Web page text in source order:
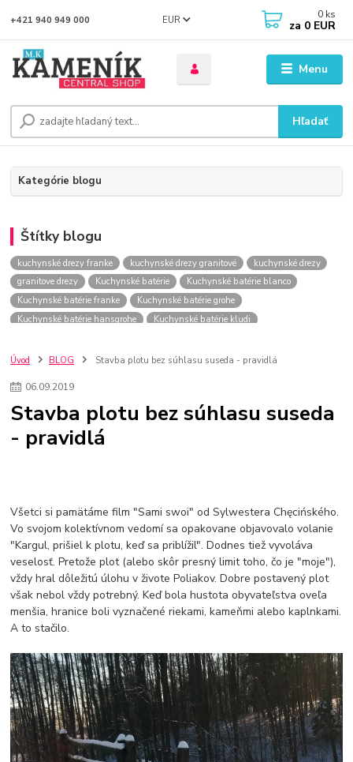
Menu
EUR
Hľadať
+421 940 949 000 0 ks
za 0 EUR
Kategórie blogu
Štítky blogu
kuchynské drezy franke kuchynské drezy granitové
kuchynské drezy
granitove drezy
Kuchynské batérie
Kuchynské batérie blanco
Kuchynské batérie franke
Kuchynské batérie grohe
Kuchynské batérie hansgrohe
Kuchynské batérie kludi
kuchynské batérie sagittarius
kuchynské batérie
vodovodné batérie
kuchynské drezy sety
kúpelňové batérie
vodovodné batérie do kúpelne kuchynske
drez
bidetové batérie
vaňové batérie
vodovodné batérie blanco
Zápustné umývadlá
sprchový záves
vodovodná batéria
čierna kúpelňová batéria
vaňa retro
voľne stojaca vaňa
retro kúpeľne
Nákup tovaru pre firmy bez DPH
Bez DPH
Ako znížiť náklady
Ako znížiť náklady na firmu
szco nakup bez dph
szco nakup bez dph nakupovanie na firmu bez dph
nákup bez dph v eu ň
Úvod BLOG Stavba plotu bez súhlasu suseda - pravidlá
06.09.2019
Stavba plotu bez súhlasu suseda
- pravidlá
Všetci si pamätáme film "Sami swoi" od Sylwestera Chęcińského.
Vo svojom kolektívnom vedomí sa opakovane objavovalo volanie
"Kargul, prišiel k plotu, keď sa priblížil". Dodnes tiež vyvoláva
veselosť. Pretože plot (alebo skôr presný limit toho, čo je "moje"),
vždy hral dôležitú úlohu v živote Poliakov. Dobre postavený plot
však nebol vždy potrebný. Keď bola hustota obyvateľstva oveľa
menšia, hranice boli vyznačené riekami, kameňmi alebo kaplnkami.
A to stačilo.